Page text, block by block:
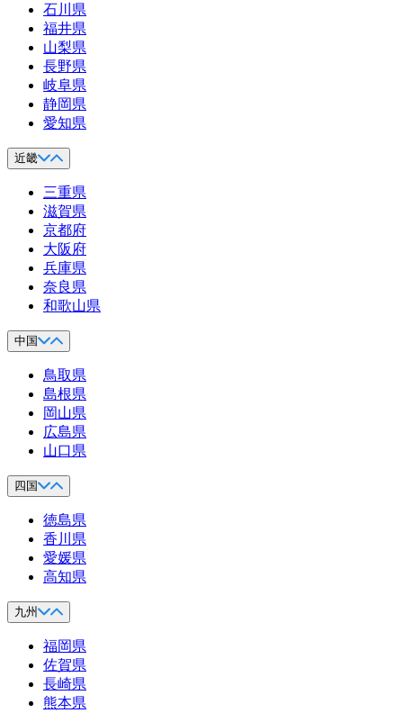
石川県
福井県
山梨県
長野県
岐阜県
静岡県
愛知県
近畿
三重県
滋賀県
京都府
大阪府
兵庫県
奈良県
和歌山県
中国
鳥取県
島根県
岡山県
広島県
山口県
四国
徳島県
香川県
愛媛県
高知県
九州
福岡県
佐賀県
長崎県
熊本県